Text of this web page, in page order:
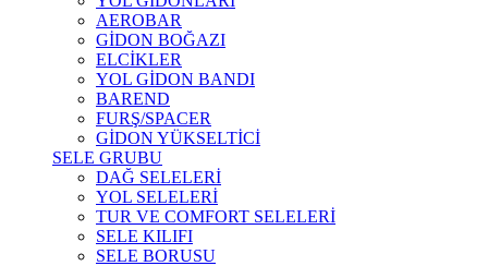
AEROBAR
GİDON BOĞAZI
ELCİKLER
YOL GİDON BANDI
BAREND
FURŞ/SPACER
GİDON YÜKSELTİCİ
SELE GRUBU
DAĞ SELELERİ
YOL SELELERİ
TUR VE COMFORT SELELERİ
SELE KILIFI
SELE BORUSU